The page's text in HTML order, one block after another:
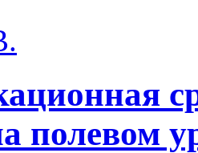
полевом